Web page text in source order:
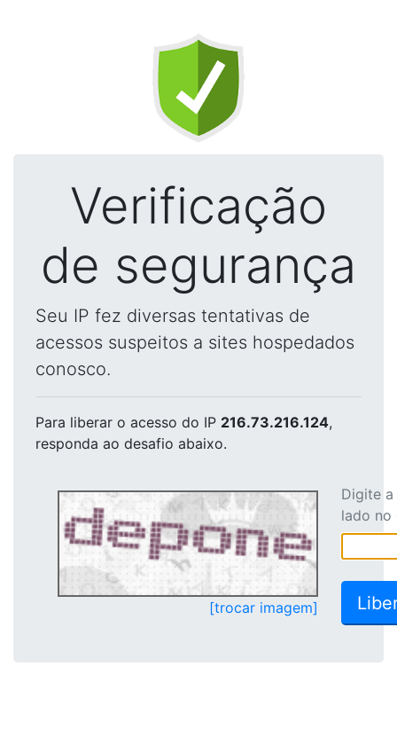
Verificação
de segurança
Seu IP fez diversas tentativas de
acessos suspeitos a sites hospedados
conosco.
Para liberar o acesso do IP 216.73.216.124,
responda ao desafio abaixo.
[trocar imagem]
Digite
lado no